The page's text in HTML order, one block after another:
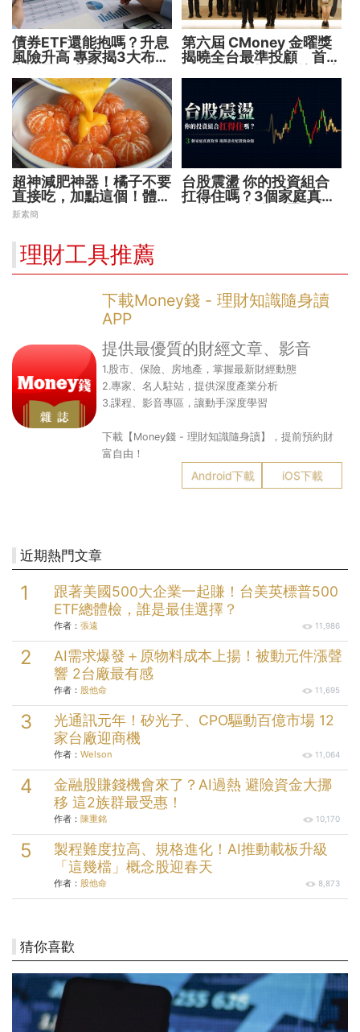
債券ETF還能抱嗎？升息
風險升高 專家揭3大布局
第六屆 CMoney 金曜獎
揭曉全台最準投顧 首度
下一代
超神減肥神器！橘子不要
直接吃，加點這個！體重
天天下降
新素簡
台股震盪 你的投資組合
扛得住嗎？3個家庭真實
理財工具推薦
下載Money錢 - 理財知識隨身讀
APP
提供最優質的財經文章、影音
1.股市、保險、房地產，掌握最新財經動態
2.專家、名人駐站，提供深度產業分析
3.課程、影音專區，讓動手深度學習
下載【Money錢 - 理財知識隨身讀】，提前預約財
富自由！
Android下載 iOS下載
近期熱門文章
跟著美國500大企業一起賺！台美英標普500
ETF總體檢，誰是最佳選擇？
作者： 張遠 11,986
AI需求爆發＋原物料成本上揚！被動元件漲聲
響 2台廠最有感
作者： 股他命 11,695
光通訊元年！矽光子、CPO驅動百億市場 12
家台廠迎商機
作者： Welson 11,064
金融股賺錢機會來了？AI過熱 避險資金大挪
移 這2族群最受惠！
作者： 陳重銘 10,170
製程難度拉高、規格進化！AI推動載板升級
「這幾檔」概念股迎春天
作者： 股他命 8,873
猜你喜歡